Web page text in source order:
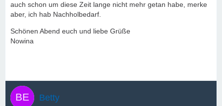
auch schon um diese Zeit lange nicht mehr getan habe, merke
aber, ich hab Nachholbedarf.
Schönen Abend euch und liebe Grüße
Nowina
Betty